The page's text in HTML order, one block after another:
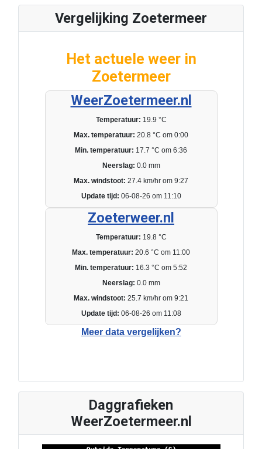
Vergelijking Zoetermeer
Het actuele weer in
Zoetermeer
WeerZoetermeer.nl
Temperatuur: 19.9 °C
Max. temperatuur: 20.8 °C om 0:00
Min. temperatuur: 17.7 °C om 6:36
Neerslag: 0.0 mm
Max. windstoot: 27.4 km/hr om 9:27
Update tijd: 06-08-26 om 11:10
Zoeterweer.nl
Temperatuur: 19.8 °C
Max. temperatuur: 20.6 °C om 11:00
Min. temperatuur: 16.3 °C om 5:52
Neerslag: 0.0 mm
Max. windstoot: 25.7 km/hr om 9:21
Update tijd: 06-08-26 om 11:08
Meer data vergelijken?
Daggrafieken
WeerZoetermeer.nl